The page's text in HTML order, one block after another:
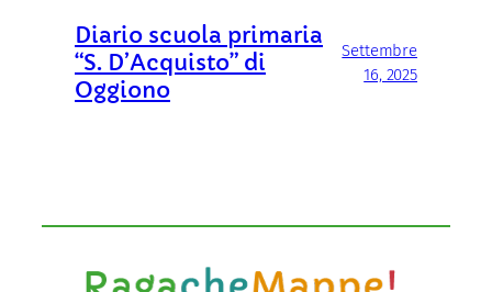
Diario scuola primaria
“S. D’Acquisto” di
Oggiono
Settembre
16, 2025